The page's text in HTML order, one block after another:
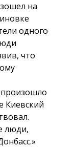
на
одного
что
произошло
Киевский
люди,